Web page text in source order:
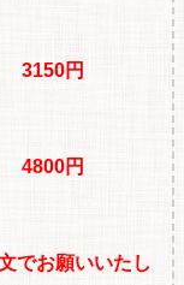
3150円
4800円
でお願いいたし